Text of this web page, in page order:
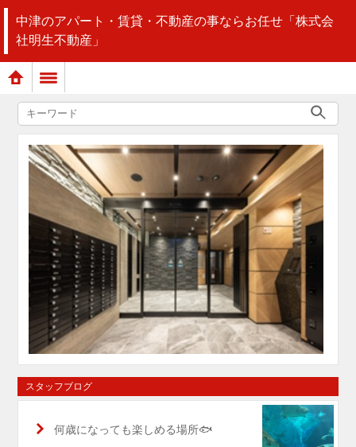
中津のアパート・賃貸・不動産の事ならお任せ「株式会
社明生不動産」
スタッフブログ
何歳になっても楽しめる場所🐟